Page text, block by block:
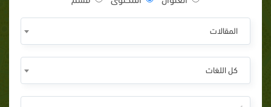
المقالات
كل اللغات